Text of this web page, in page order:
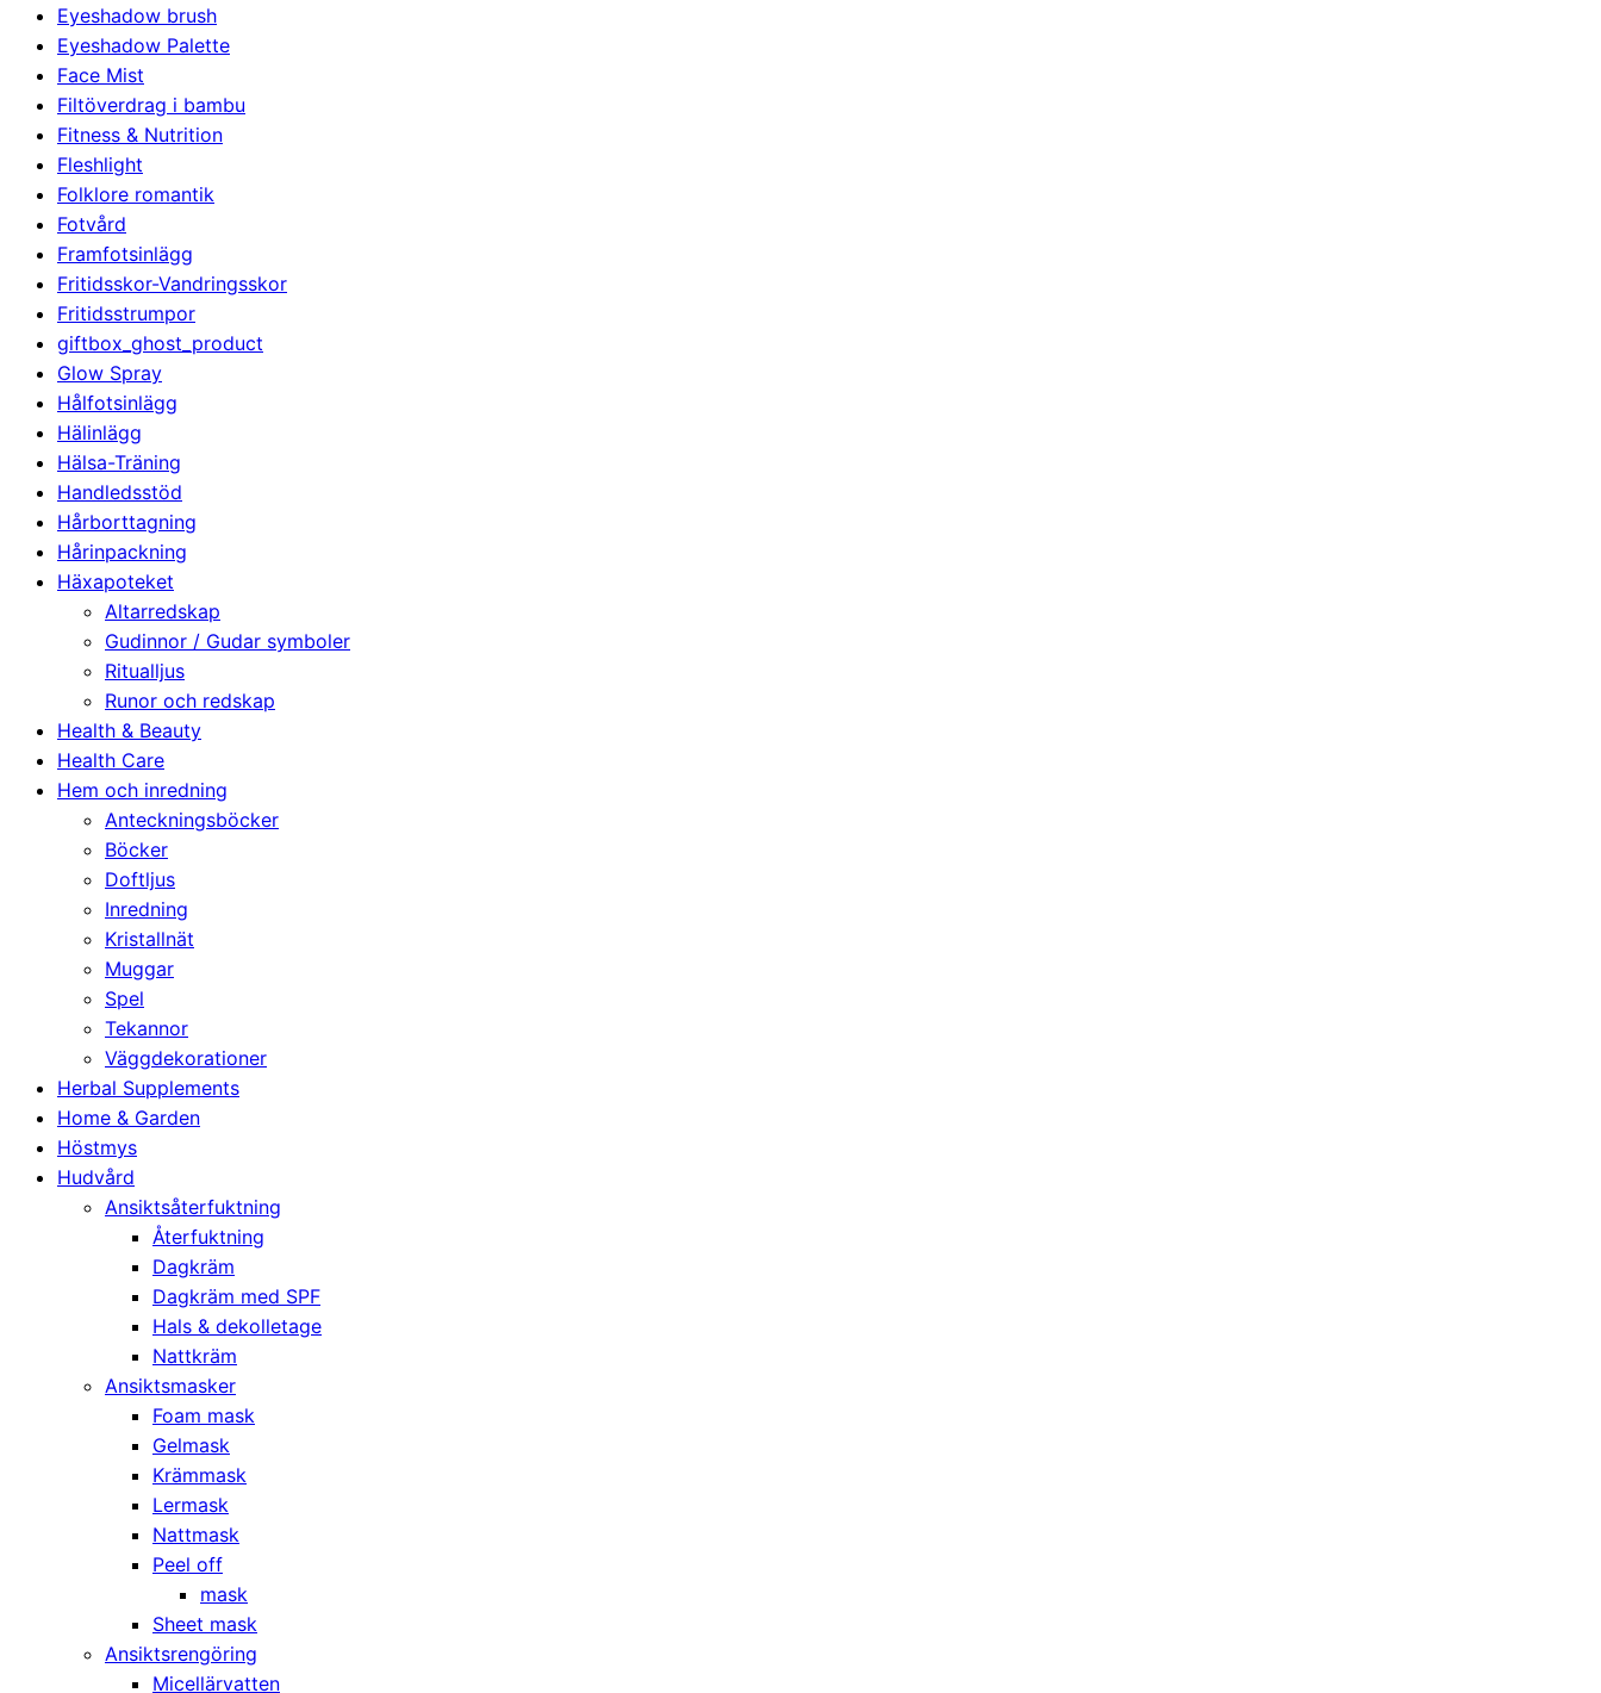
Eyeshadow brush
Eyeshadow Palette
Face Mist
Filtöverdrag i bambu
Fitness & Nutrition
Fleshlight
Folklore romantik
Fotvård
Framfotsinlägg
Fritidsskor-Vandringsskor
Fritidsstrumpor
giftbox_ghost_product
Glow Spray
Hålfotsinlägg
Hälinlägg
Hälsa-Träning
Handledsstöd
Hårborttagning
Hårinpackning
Häxapoteket
Altarredskap
Gudinnor / Gudar symboler
Ritualljus
Runor och redskap
Health & Beauty
Health Care
Hem och inredning
Anteckningsböcker
Böcker
Doftljus
Inredning
Kristallnät
Muggar
Spel
Tekannor
Väggdekorationer
Herbal Supplements
Home & Garden
Höstmys
Hudvård
Ansiktsåterfuktning
Återfuktning
Dagkräm
Dagkräm med SPF
Hals & dekolletage
Nattkräm
Ansiktsmasker
Foam mask
Gelmask
Krämmask
Lermask
Nattmask
Peel off
mask
Sheet mask
Ansiktsrengöring
Micellärvatten